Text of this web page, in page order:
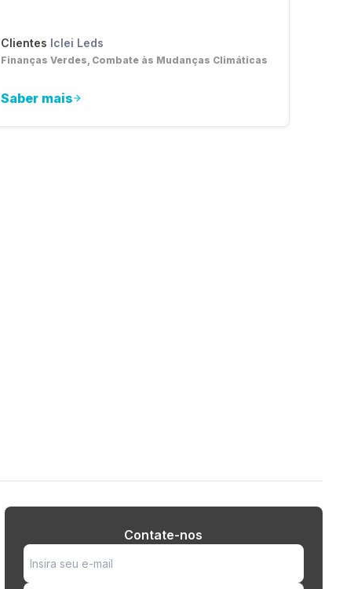
Clientes Iclei Leds
Finanças Verdes, Combate às Mudanças Climáticas
Saber mais
Contate-nos